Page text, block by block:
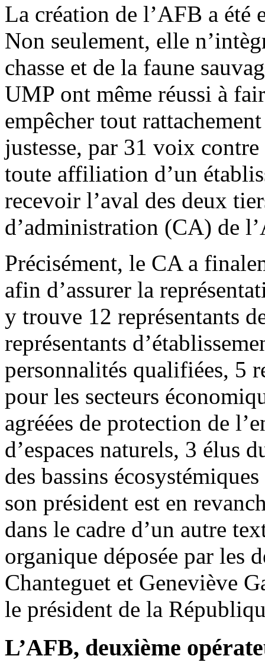
La création de l’AFB a
Non seulement, elle
chasse et de la faune
UMP ont même réussi à
empêcher tout
justesse, par 31 voix
toute affiliation d’un
recevoir l’aval des deux
d’administration (CA) de
Précisément, le CA a
afin d’assurer la
y trouve 12 représentants
représentants
personnalités qualifiées, 5
pour les secteurs
agréées de protection de
d’espaces naturels, 3 élus
des bassins
son président est en
dans le cadre d’un autre
organique déposée par les
Chanteguet et Geneviève
le président de la
L’AFB, deuxième